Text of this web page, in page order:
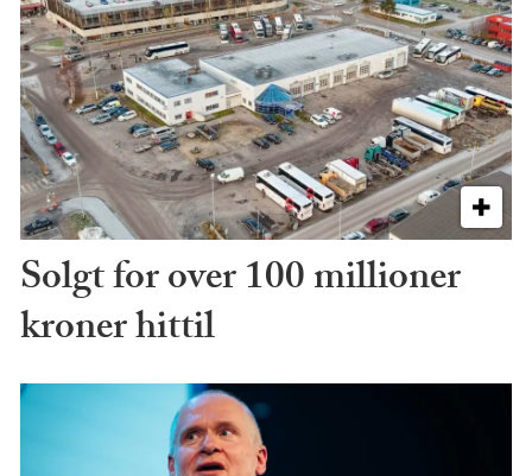
Solgt for over 100 millioner
kroner hittil